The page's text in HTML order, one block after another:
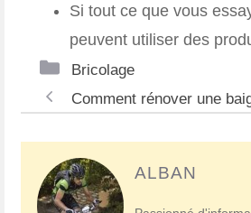
Si tout ce que vous
peuvent utiliser des
Catégories
Bricolage
Navigation
articles
Comment rénover une
ALBAN